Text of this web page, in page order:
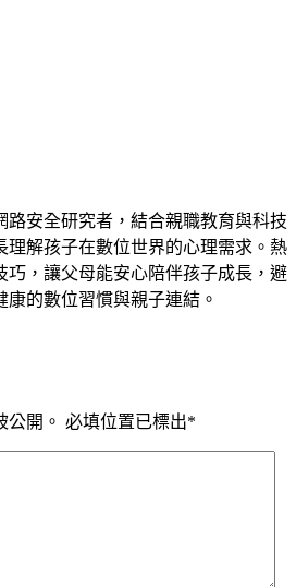
路安全研究者，結合親職教育與科技
理解孩子在數位世界的心理需求。熱
巧，讓父母能安心陪伴孩子成長，避
的數位習慣與親子連結。
公開。 必填位置已標出*